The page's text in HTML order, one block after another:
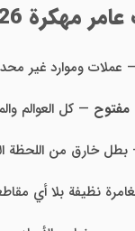
مهكرة 2026
عملات وموارد غير
مفتوح — كل العوالم
خارق من اللحظة
نظيفة بلا أي